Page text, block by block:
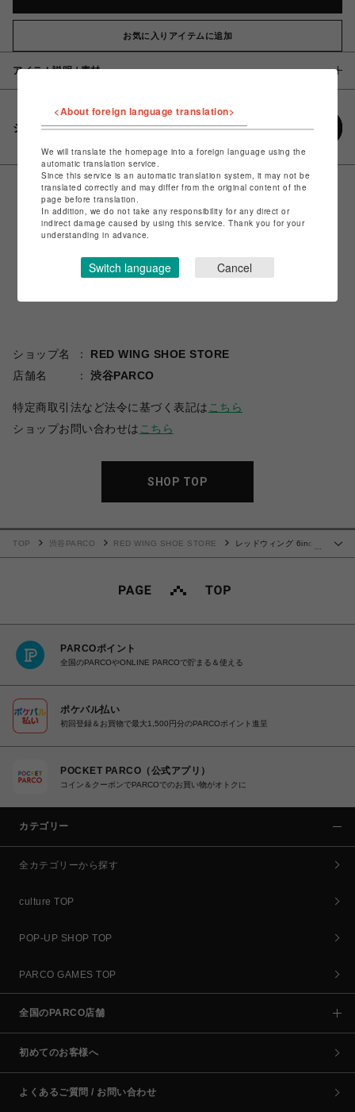
お気に入りアイテムに追加
アイテム説明 / 素材
シェアする
ショップ名
RED WING SHOE STORE
店舗名
渋谷PARCO
特定商取引法など法令に基づく表記は こちら
ショップお問い合わせは こちら
SHOP TOP
TOP 渋谷PARCO RED WING SHOE STORE
レッドウィング 6inch
PARCOポイント
全国のPARCOやONLINE PARCOで貯まる＆使える
ポケパル払い
初回登録＆お買物で最大1,500円分のPARCOポイント進呈
POCKET PARCO（公式アプリ）
コイン＆クーポンでPARCOでのお買い物がオトクに
カテゴリー
全カテゴリーから探す
culture TOP
POP-UP SHOP TOP
PARCO GAMES TOP
全国のPARCO店舗
初めてのお客様へ
よくあるご質問 / お問い合わせ
<About foreign language translation>
We will translate the homepage into a foreign language using the
automatic translation service.
Since this service is an automatic translation system, it may not be
translated correctly and may differ from the original content of the
page before translation.
In addition, we do not take any responsibility for any direct or
indirect damage caused by using this service. Thank you for your
understanding in advance.
Switch language Cancel